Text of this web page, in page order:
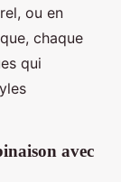
ou en
chaque
qui
avec